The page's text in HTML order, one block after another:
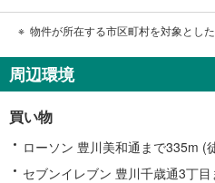
物件が所在する市区町村を対象とし
周辺環境
買い物
ローソン 豊川美和通まで335m (
セブンイレブン 豊川千歳通3丁